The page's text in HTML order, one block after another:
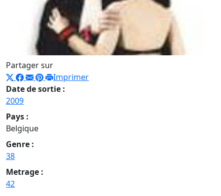
Partager sur
Imprimer
Date de sortie :
2009
Pays :
Belgique
Genre :
38
Metrage :
42